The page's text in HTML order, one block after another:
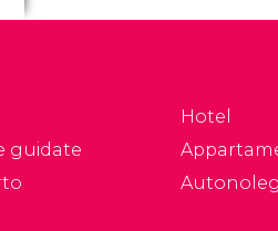
guidate
Hotel